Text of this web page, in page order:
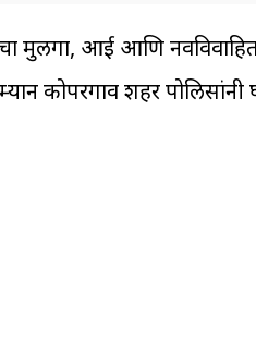
मुलगा, आई आणि
कोपरगाव शहर पोलिसांनी